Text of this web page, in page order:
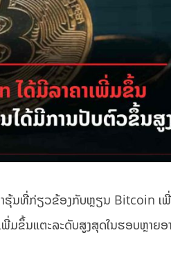
ຮຸ້ນທີ່ກ່ຽວຂ້ອງກັບຫຼຽນ Bitcoin ເພີ່
ຂຶ້ນແຕະລະດັບສູງສຸດໃນຮອບຫຼາຍອ